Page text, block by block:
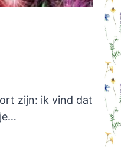
zijn: ik vind dat